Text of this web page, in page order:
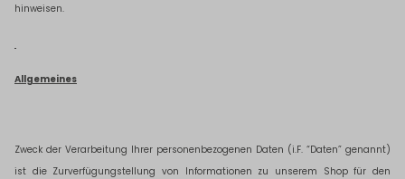
hinweisen.
Allgemeines
Zweck der Verarbeitung Ihrer personenbezogenen Daten (i.F. “Daten” genannt)
ist die Zurverfügungstellung von Informationen zu unserem Shop für den